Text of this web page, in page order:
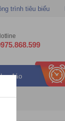
trình tiêu biểu
đáo